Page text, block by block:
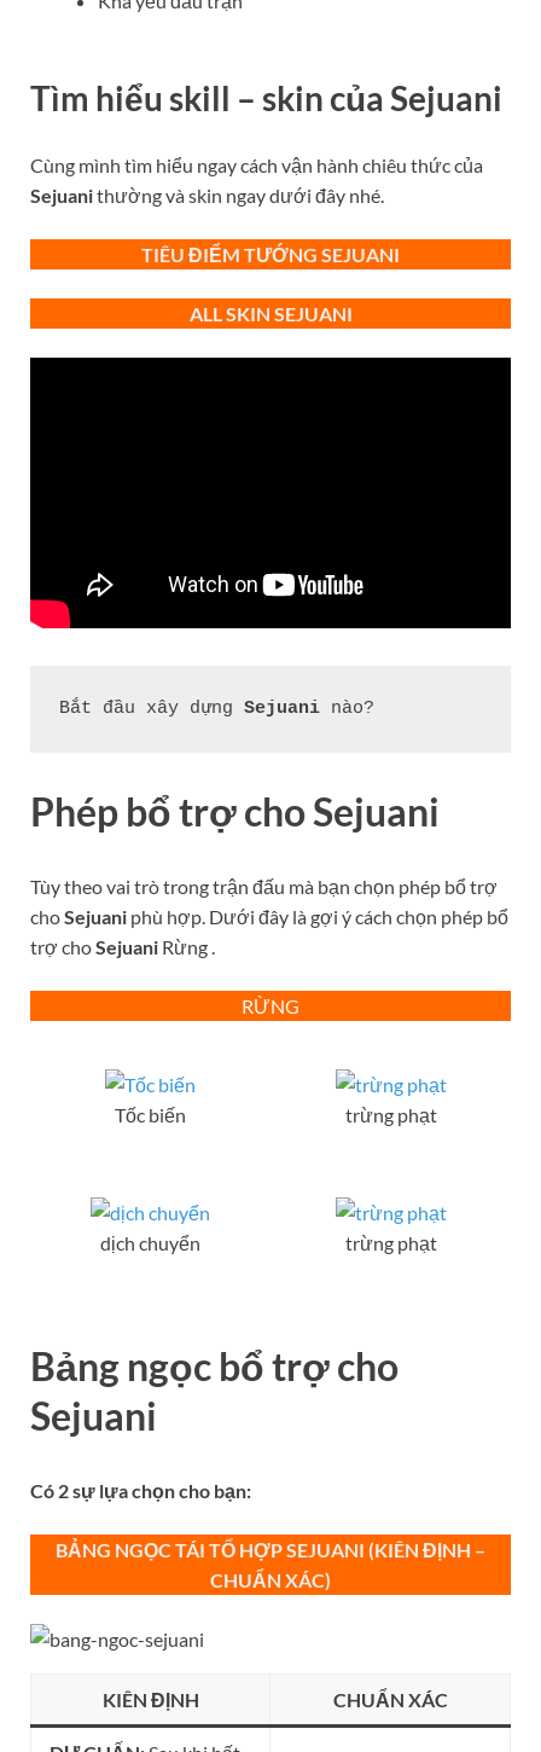
Tìm hiểu skill – skin của Sejuani
Cùng mình tìm hiểu ngay cách vận hành chiêu thức của
Sejuanithường và skin ngay dưới đây nhé.
TIÊU ĐIỂM TƯỚNG SEJUANI
ALL SKIN SEJUANI
Bắt đầu xây dựng Sejuani nào?
Phép bổ trợ choSejuani
Tùy theo vai trò trong trận đấu mà bạn chọn phép bổ trợ
choSejuani phù hợp. Dưới đây là gợi ý cách chọn phép bổ
trợ choSejuani Rừng.
RỪNG
Tốc biến trừng phạt
dịch chuyển trừng phạt
Bảng ngọc bổ trợcho
Sejuani
Có 2 sự lựa chọn cho bạn:
BẢNG NGỌC TÁI TỔ HỢP SEJUANI (KIÊN ĐỊNH –
CHUẨN XÁC)
KIÊN ĐỊNH CHUẨN XÁC